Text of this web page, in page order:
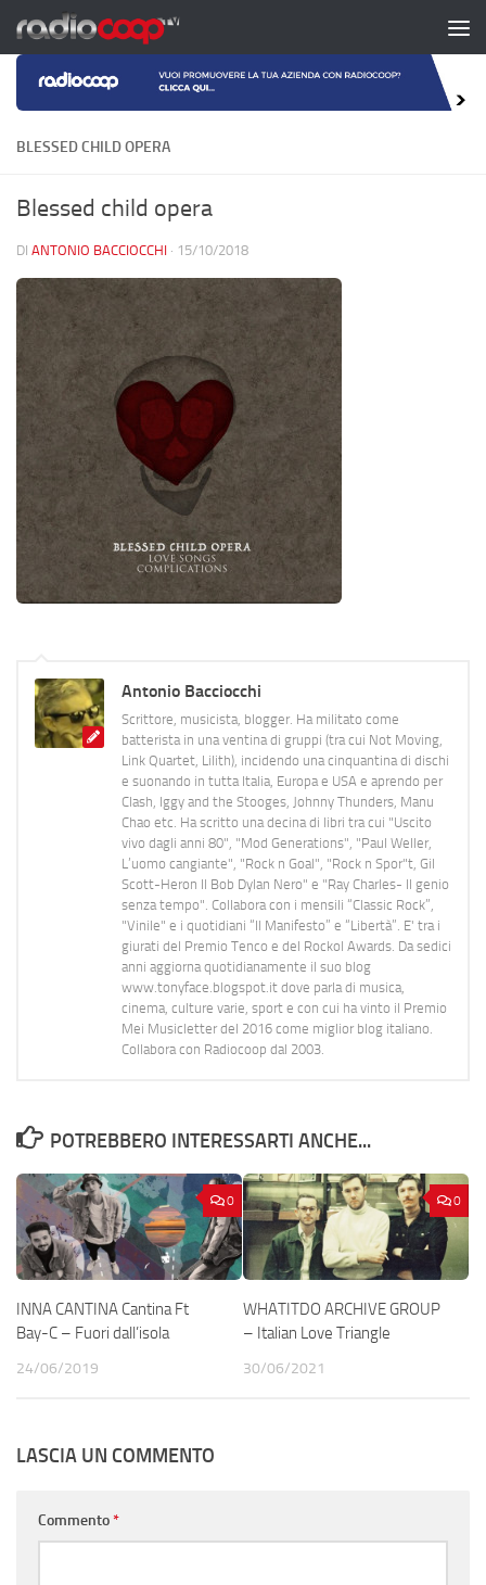
Salta al contenuto
BLESSED CHILD OPERA
Blessed child opera
DI ANTONIO BACCIOCCHI · 15/10/2018
Antonio Bacciocchi
Scrittore, musicista, blogger. Ha militato come
batterista in una ventina di gruppi (tra cui Not Moving,
Link Quartet, Lilith), incidendo una cinquantina di dischi
e suonando in tutta Italia, Europa e USA e aprendo per
Clash, Iggy and the Stooges, Johnny Thunders, Manu
Chao etc. Ha scritto una decina di libri tra cui "Uscito
vivo dagli anni 80", "Mod Generations", "Paul Weller,
L’uomo cangiante", "Rock n Goal", "Rock n Spor"t, Gil
Scott-Heron Il Bob Dylan Nero" e "Ray Charles- Il genio
senza tempo". Collabora con i mensili “Classic Rock”,
"Vinile" e i quotidiani “Il Manifesto” e “Libertà”. E' tra i
giurati del Premio Tenco e del Rockol Awards. Da sedici
anni aggiorna quotidianamente il suo blog
www.tonyface.blogspot.it dove parla di musica,
cinema, culture varie, sport e con cui ha vinto il Premio
Mei Musicletter del 2016 come miglior blog italiano.
Collabora con Radiocoop dal 2003.
POTREBBERO INTERESSARTI ANCHE...
0
INNA CANTINA Cantina Ft
Bay-C – Fuori dall’isola
24/06/2019
0
WHATITDO ARCHIVE GROUP
– Italian Love Triangle
30/06/2021
LASCIA UN COMMENTO
Commento*